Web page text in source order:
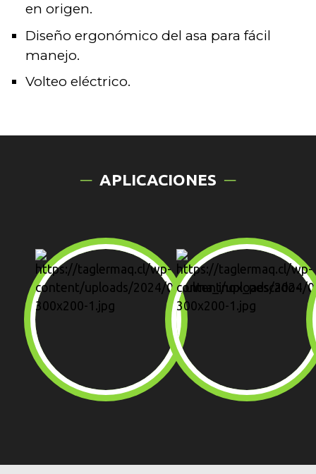
en origen.
Diseño ergonómico del asa para fácil
manejo.
Volteo eléctrico.
APLICACIONES